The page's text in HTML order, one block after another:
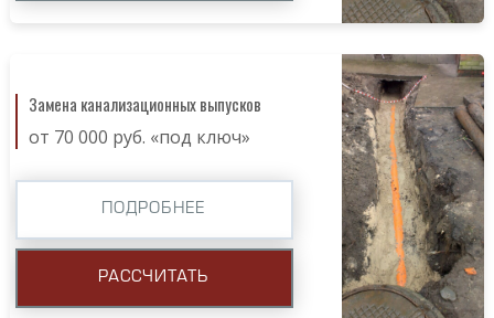
Замена канализационных выпусков
от 70 000 руб. «под ключ»
ПОДРОБНЕЕ
РАССЧИТАТЬ